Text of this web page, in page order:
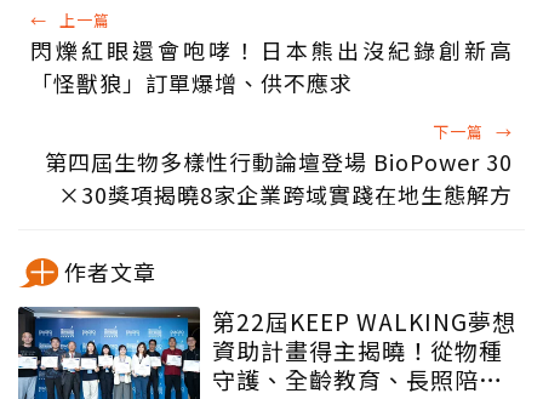
← 上一篇
閃爍紅眼還會咆哮！日本熊出沒紀錄創新高
「怪獸狼」訂單爆增、供不應求
下一篇 →
第四屆生物多樣性行動論壇登場 BioPower 30
×30獎項揭曉8家企業跨域實踐在地生態解方
作者文章
第22屆KEEP WALKING夢想
資助計畫得主揭曉！從物種
守護、全齡教育、長照陪伴